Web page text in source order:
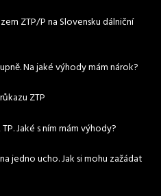
ZTP/P na Slovensku dálniční
Na jaké výhody mám nárok?
ZTP
Jaké s ním mám výhody?
jedno ucho. Jak si mohu zažádat